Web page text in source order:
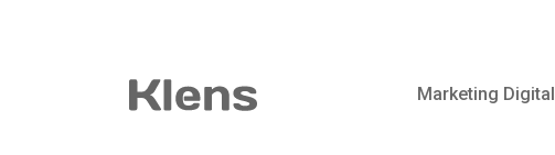
Marketing Digital